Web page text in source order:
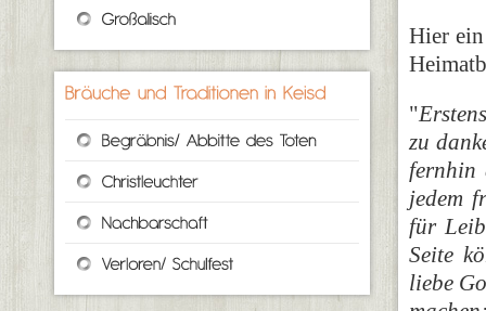
Hier
"
zu
fernhin
jedem
für
Seite
liebe